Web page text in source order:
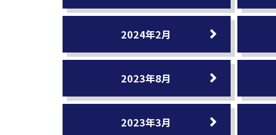
2024年2月
2023年8月
2023年3月